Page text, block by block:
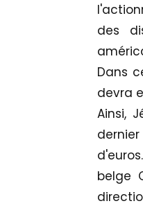
des
Dans
devra
Ainsi,
belge